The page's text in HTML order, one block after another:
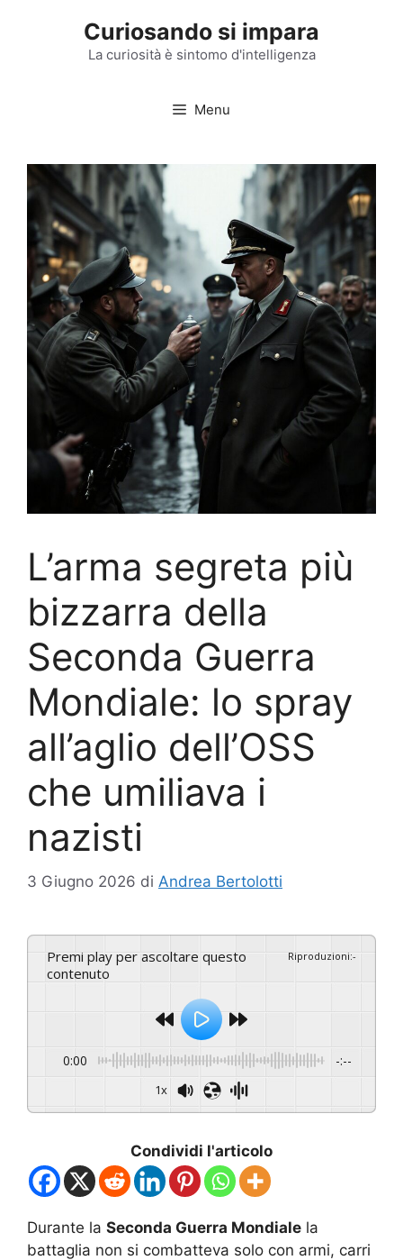
Curiosando si impara
La curiosità è sintomo d'intelligenza
Menu
L’arma segreta più
bizzarra della
Seconda Guerra
Mondiale: lo spray
all’aglio dell’OSS
che umiliava i
nazisti
3 Giugno 2026 di Andrea Bertolotti
Premi play per ascoltare questo
contenuto
Riproduzioni:-
0:00 -:--
1x
Condividi l'articolo
Durante la Seconda Guerra Mondiale la
battaglia non si combatteva solo con armi, carri